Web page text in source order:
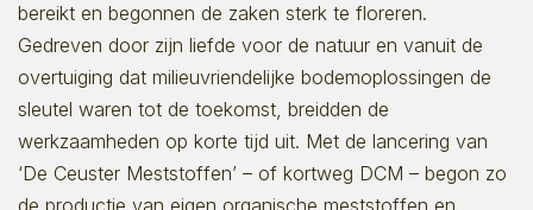
bereikt en begonnen de zaken sterk te floreren.
Gedreven door zijn liefde voor de natuur en vanuit de
overtuiging dat milieuvriendelijke bodemoplossingen de
sleutel waren tot de toekomst, breidden de
werkzaamheden op korte tijd uit. Met de lancering van
‘De Ceuster Meststoffen’ – of kortweg DCM – begon zo